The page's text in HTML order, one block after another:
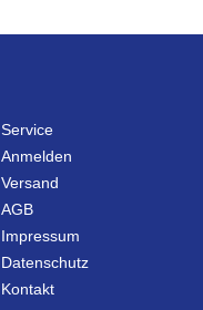
Service
Anmelden
Versand
AGB
Impressum
Datenschutz
Kontakt